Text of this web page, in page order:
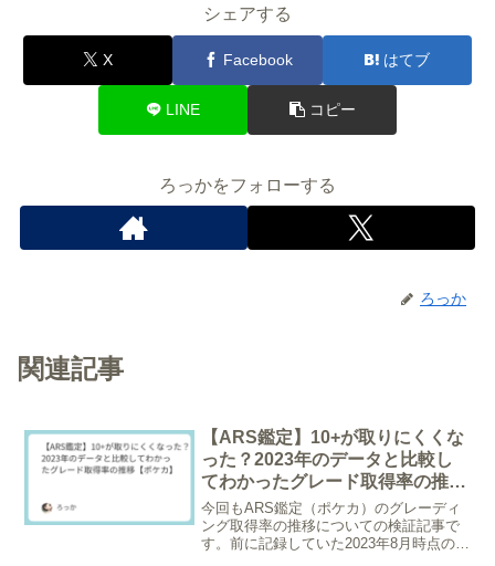
シェアする
X Facebook はてブ
LINE コピー
ろっかをフォローする
ろっか
関連記事
【ARS鑑定】10+が取りにくくな
った？2023年のデータと比較し
てわかったグレード取得率の推移
【ポケカ】
今回もARS鑑定（ポケカ）のグレーディ
ング取得率の推移についての検証記事で
す。前に記録していた2023年8月時点のグ